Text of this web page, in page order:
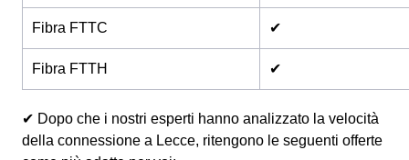
Fibra FTTC ✔
Fibra FTTH ✔
✔ Dopo che i nostri esperti hanno analizzato la velocità
della connessione a Lecce, ritengono le seguenti offerte